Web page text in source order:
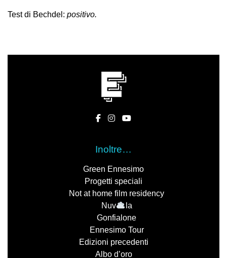
Test di Bechdel: positivo.
Inoltre…
Green Ennesimo
Progetti speciali
Not at home film residency
Nuv
la
Gonfialone
Ennesimo Tour
Edizioni precedenti
Albo d’oro